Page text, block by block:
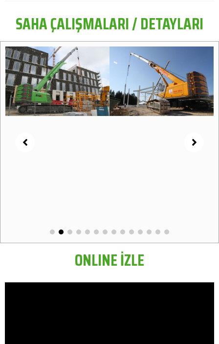
SAHA ÇALIŞMALARI / DETAYLARI
ONLINE İZLE